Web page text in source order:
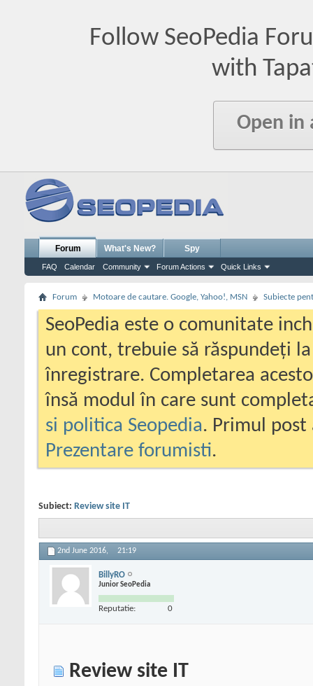
Follow SeoPedia
with
Open in
Forum
FAQ Calendar Community Forum Actions Quick Links
What's New? Spy
Forum Motoare de cautare. Google, Yahoo!, MSN Subiecte
SeoPedia este o comunitate
un cont, trebuie să răspundeți
înregistrare. Completarea
însă modul în care sunt
si politica Seopedia. Primul
Prezentare forumisti.
Subiect: Review site IT
2nd June 2016, 21:19
BillyRO
Junior SeoPedia
Reputatie: 0
Review site IT